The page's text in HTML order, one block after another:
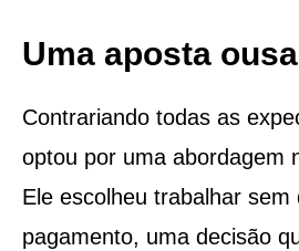
Uma aposta
Contrariando todas as
optou por uma abordagem
Ele escolheu trabalhar sem
pagamento, uma decisão